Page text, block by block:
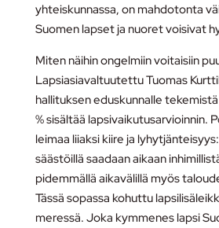
yhteiskunnassa, on mahdotonta
Suomen lapset ja nuoret voisivat
Miten näihin ongelmiin voitaisiin
Lapsiasiavaltuutettu Tuomas
hallituksen eduskunnalle
% sisältää lapsivaikutusarvioinnin.
leimaa liiaksi kiire ja
säästöillä saadaan aikaan
pidemmällä aikavälillä myös
Tässä sopassa kohuttu
meressä. Joka kymmenes lapsi